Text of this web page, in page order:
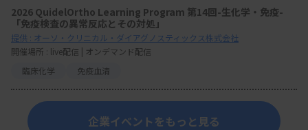
2026 QuidelOrtho Learning Program 第14回-生化学・免疫-
「免疫検査の異常反応とその対処」
提供 : オーソ・クリニカル・ダイアグノスティックス株式会社
開催場所 : live配信 | オンデマンド配信
臨床化学
免疫血清
企業イベントをもっと見る